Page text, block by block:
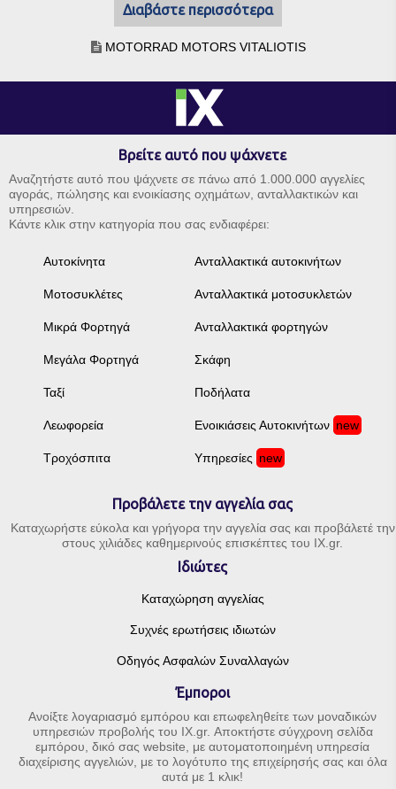
Διαβάστε περισσότερα
MOTORRAD MOTORS VITALIOTIS
Βρείτε αυτό που ψάχνετε
Αναζητήστε αυτό που ψάχνετε σε πάνω από 1.000.000 αγγελίες
αγοράς, πώλησης και ενοικίασης οχημάτων, ανταλλακτικών και
υπηρεσιών.
Κάντε κλικ στην κατηγορία που σας ενδιαφέρει:
Αυτοκίνητα
Μοτοσυκλέτες
Μικρά Φορτηγά
Μεγάλα Φορτηγά
Ταξί
Λεωφορεία
Τροχόσπιτα
Ανταλλακτικά αυτοκινήτων
Ανταλλακτικά μοτοσυκλετών
Ανταλλακτικά φορτηγών
Σκάφη
Ποδήλατα
Ενοικιάσεις Αυτοκινήτων new
Υπηρεσίες new
Προβάλετε την αγγελία σας
Καταχωρήστε εύκολα και γρήγορα την αγγελία σας και προβάλετέ την
στους χιλιάδες καθημερινούς επισκέπτες του IX.gr.
Ιδιώτες
Καταχώρηση αγγελίας
Συχνές ερωτήσεις ιδιωτών
Οδηγός Ασφαλών Συναλλαγών
Έμποροι
Ανοίξτε λογαριασμό εμπόρου και επωφεληθείτε των μοναδικών
υπηρεσιών προβολής του IX.gr. Αποκτήστε σύγχρονη σελίδα
εμπόρου, δικό σας website, με αυτοματοποιημένη υπηρεσία
διαχείρισης αγγελιών, με το λογότυπο της επιχείρησής σας και όλα
αυτά με 1 κλικ!